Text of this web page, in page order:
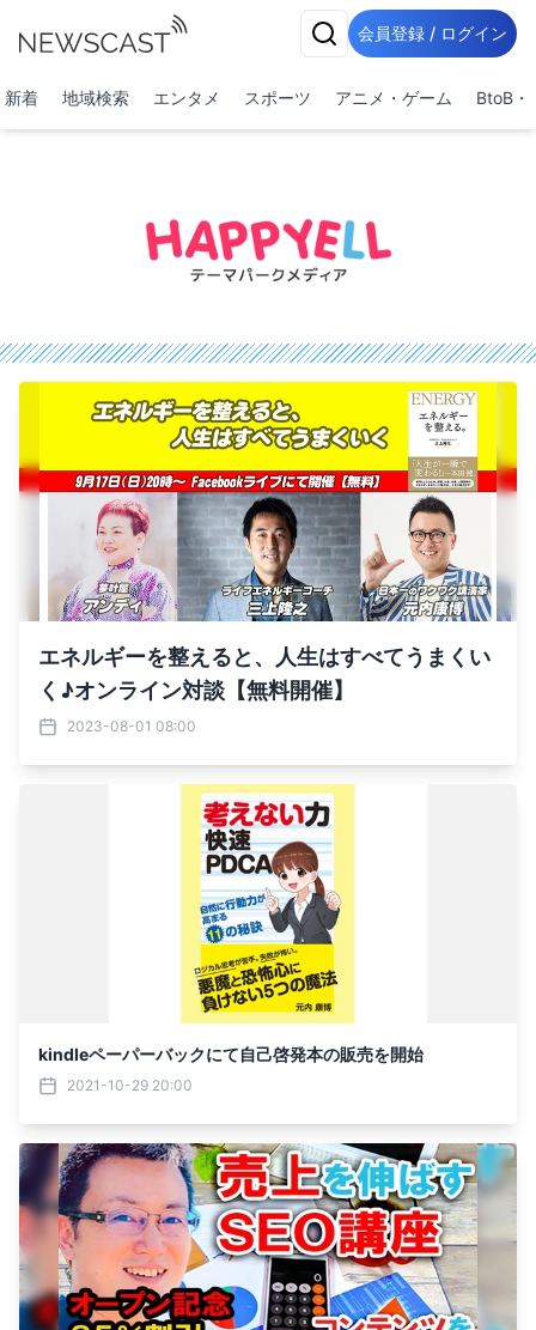
会員登録 / ログイン
新着 地域検索 エンタメ スポーツ アニメ・ゲーム BtoB・
エネルギーを整えると、人生はすべてうまくい
く♪オンライン対談【無料開催】
2023-08-01 08:00
kindleペーパーバックにて自己啓発本の販売を開始
2021-10-29 20:00